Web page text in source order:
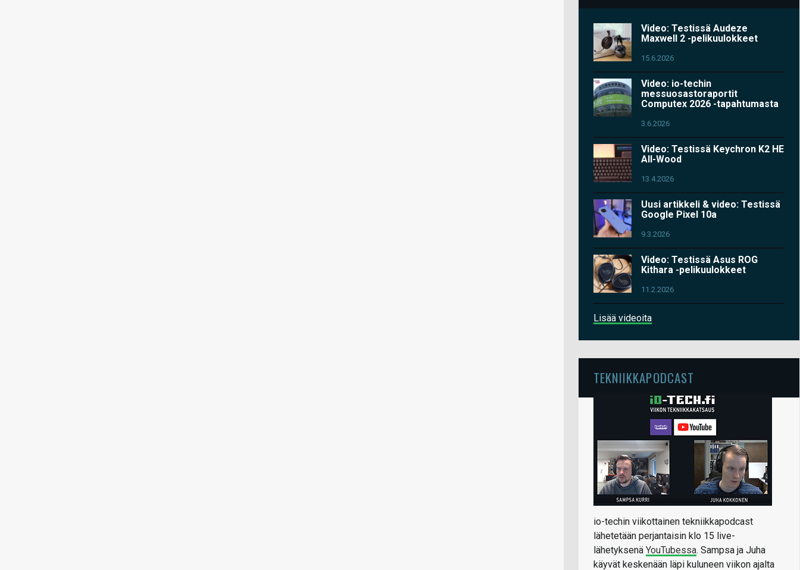
Video: Testissä Audeze
Maxwell 2 -pelikuulokkeet
15.6.2026
Video: io-techin
messuosastoraportit
Computex 2026 -tapahtumasta
3.6.2026
Video: Testissä Keychron K2 HE
All-Wood
13.4.2026
Uusi artikkeli & video: Testissä
Google Pixel 10a
9.3.2026
Video: Testissä Asus ROG
Kithara -pelikuulokkeet
11.2.2026
Lisää videoita
TEKNIIKKAPODCAST
io-techin viikottainen tekniikkapodcast
lähetetään perjantaisin klo 15 live-
lähetyksenä YouTubessa. Sampsa ja Juha
käyvät keskenään läpi kuluneen viikon ajalta